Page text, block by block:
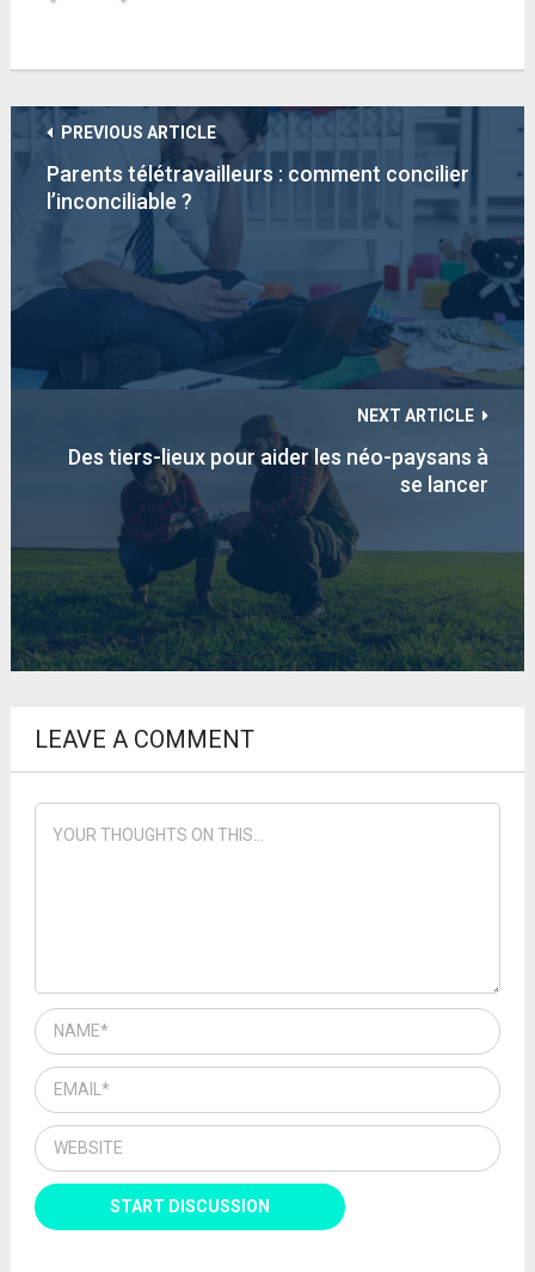
PREVIOUS ARTICLE
Parents télétravailleurs : comment concilier
l’inconciliable ?
NEXT ARTICLE
Des tiers-lieux pour aider les néo-paysans à
se lancer
LEAVE A COMMENT